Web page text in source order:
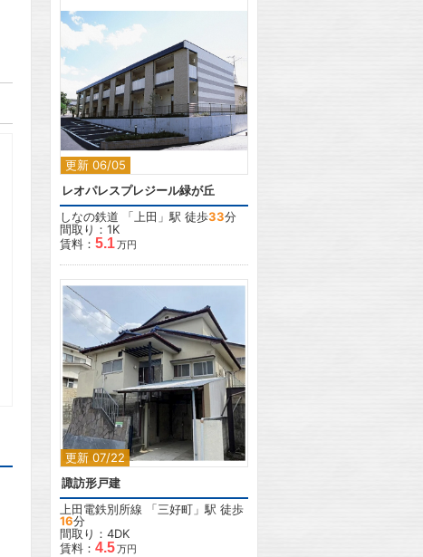
更新 06/05
2
レオパレスプレジール緑が丘
しなの鉄道 「上田 」駅 徒歩33分
間取り：1K
賃料： 5.1万円
更新 07/22
2
諏訪形戸建
上田電鉄別所線 「三好町 」駅 徒歩
16分
間取り：4DK
賃料： 4.5万円